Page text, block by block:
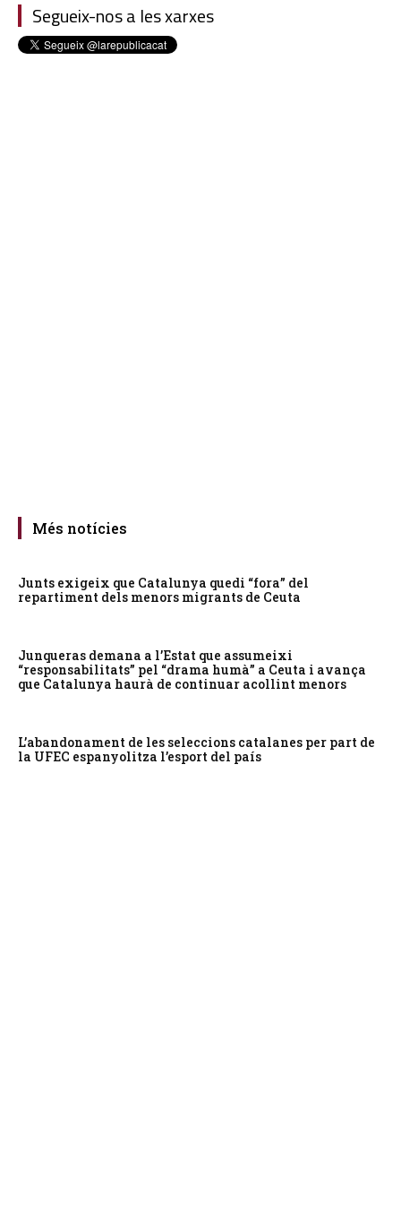
Segueix-nos a les xarxes
Més notícies
Junts exigeix que Catalunya quedi “fora” del
repartiment dels menors migrants de Ceuta
Junqueras demana a l’Estat que assumeixi
“responsabilitats” pel “drama humà” a Ceuta i avança
que Catalunya haurà de continuar acollint menors
L’abandonament de les seleccions catalanes per part de
la UFEC espanyolitza l’esport del país